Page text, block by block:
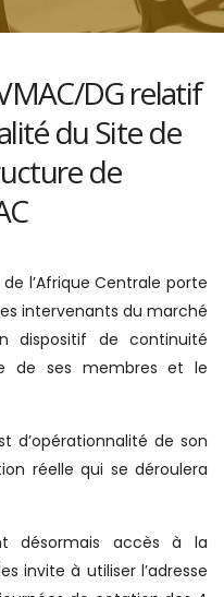
DG relatif
du Site de
de
l’Afrique Centrale porte
intervenants du marché
de continuité
de ses membres et le
d’opérationnalité de son
réelle qui se déroulera
désormais accès à la
invite à utiliser l’adresse